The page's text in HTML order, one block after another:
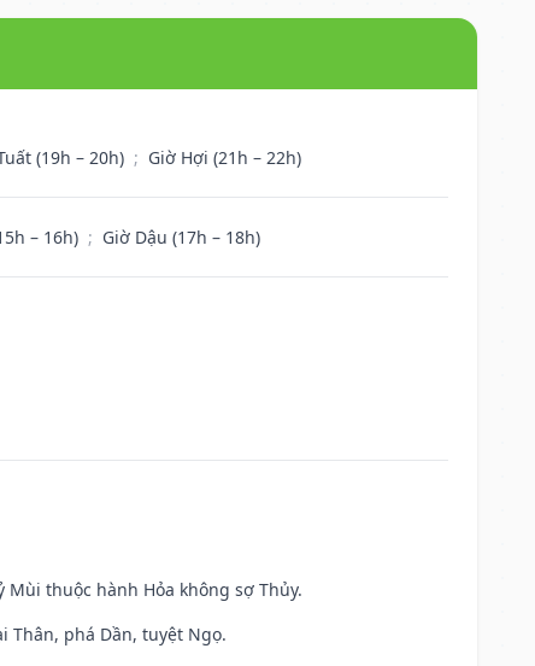
(19h – 20h) ; Giờ Hợi (21h – 22h)
– 16h) ; Giờ Dậu (17h – 18h)
thuộc hành Hỏa không sợ Thủy.
Thân, phá Dần, tuyệt Ngọ.